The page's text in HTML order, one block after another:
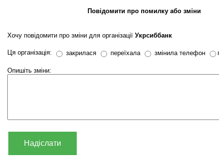
Повідомити про помилку або зміни
Хочу повідомити про зміни для організації Укрсиббанк
Ця організація: закрилася переїхала змінила телефон
Опишіть зміни:
Надіслати